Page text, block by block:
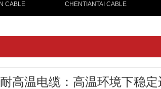
CABLE CHENTIANTAI CABLE
耐高温电缆：高温环境下稳